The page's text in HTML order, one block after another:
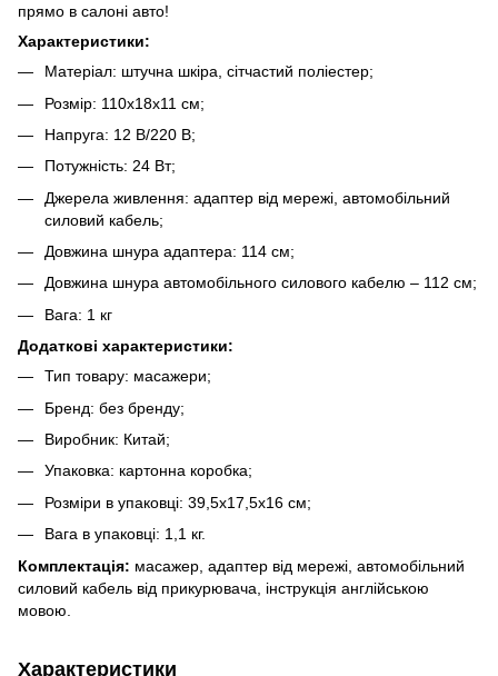
прямо в салоні авто!
Характеристики:
Матеріал: штучна шкіра, сітчастий поліестер;
Розмір: 110х18х11 см;
Напруга: 12 В/220 В;
Потужність: 24 Вт;
Джерела живлення: адаптер від мережі, автомобільний
силовий кабель;
Довжина шнура адаптера: 114 см;
Довжина шнура автомобільного силового кабелю – 112 см;
Вага: 1 кг
Додаткові характеристики:
Тип товару: масажери;
Бренд: без бренду;
Виробник: Китай;
Упаковка: картонна коробка;
Розміри в упаковці: 39,5х17,5х16 см;
Вага в упаковці: 1,1 кг.
Комплектація: масажер, адаптер від мережі, автомобільний
силовий кабель від прикурювача, інструкція англійською
мовою.
Характеристики